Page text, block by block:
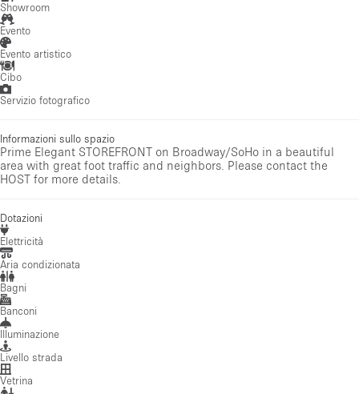
Showroom
Evento
Evento artistico
Cibo
Servizio fotografico
Informazioni sullo spazio
Prime Elegant STOREFRONT on Broadway/SoHo in a beautiful
area with great foot traffic and neighbors. Please contact the
HOST for more details.
Dotazioni
Elettricità
Aria condizionata
Bagni
Banconi
Illuminazione
Livello strada
Vetrina